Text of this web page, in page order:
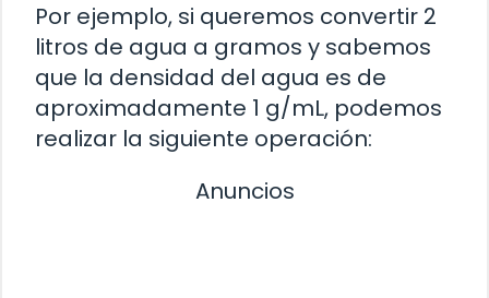
Por ejemplo, si queremos convertir 2
litros de agua a gramos y sabemos
que la densidad del agua es de
aproximadamente 1 g/mL, podemos
realizar la siguiente operación:
Anuncios